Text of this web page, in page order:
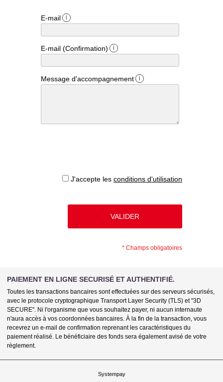
E-mail i
E-mail (Confirmation) i
Message d'accompagnement i
J'accepte les conditions d'utilisation
* Champs obligatoires
PAIEMENT EN LIGNE SECURISÉ ET AUTHENTIFIÉ.
Toutes les transactions bancaires sont effectuées sur des serveurs sécurisés,
avec le protocole cryptographique Transport Layer Security (TLS) et "3D
SECURE". Ni l'organisme que vous souhaitez payer, ni aucun internaute
n'aura accès à vos coordonnées bancaires. À la fin de la transaction, vous
recevrez un e-mail de confirmation reprenant les caractéristiques du
paiement réalisé. Le bénéficiaire des fonds sera également avisé de votre
règlement.
Systempay